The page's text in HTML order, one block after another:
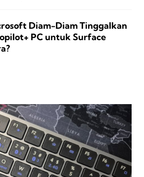
Diam-Diam Tinggalkan
PC untuk Surface